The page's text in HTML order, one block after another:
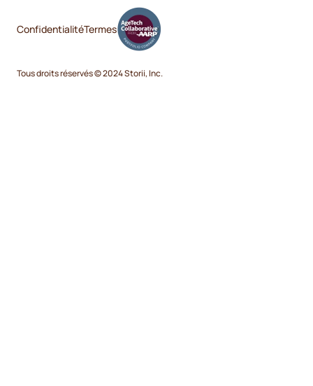
Tous droits réservés © 2024 Storii, Inc.
ConfidentialitéTermes